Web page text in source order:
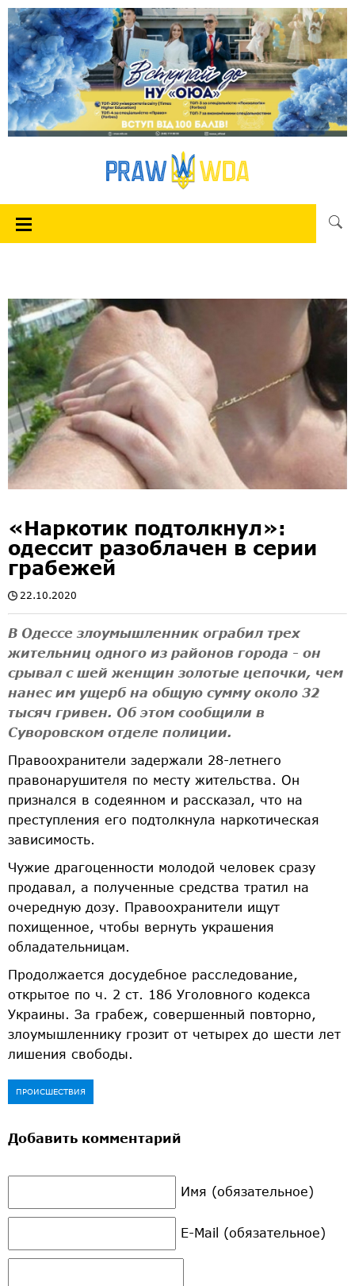
«Наркотик подтолкнул»:
одессит разоблачен в серии
грабежей
22.10.2020
В Одессе злоумышленник ограбил трех
жительниц одного из районов города - он
срывал с шей женщин золотые цепочки, чем
нанес им ущерб на общую сумму около 32
тысяч гривен. Об этом сообщили в
Суворовском отделе полиции.
Правоохранители задержали 28-летнего
правонарушителя по месту жительства. Он
признался в содеянном и рассказал, что на
преступления его подтолкнула наркотическая
зависимость.
Чужие драгоценности молодой человек сразу
продавал, а полученные средства тратил на
очередную дозу. Правоохранители ищут
похищенное, чтобы вернуть украшения
обладательницам.
Продолжается досудебное расследование,
открытое по ч. 2 ст. 186 Уголовного кодекса
Украины. За грабеж, совершенный повторно,
злоумышленнику грозит от четырех до шести лет
лишения свободы.
ПРОИСШЕСТВИЯ
Добавить комментарий
Имя (обязательное)
E-Mail (обязательное)